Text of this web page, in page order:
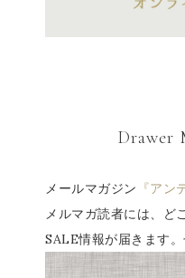
Drawer
メールマガジン 『ア
メルマガ読者には、ど
SALE情報が届きます。